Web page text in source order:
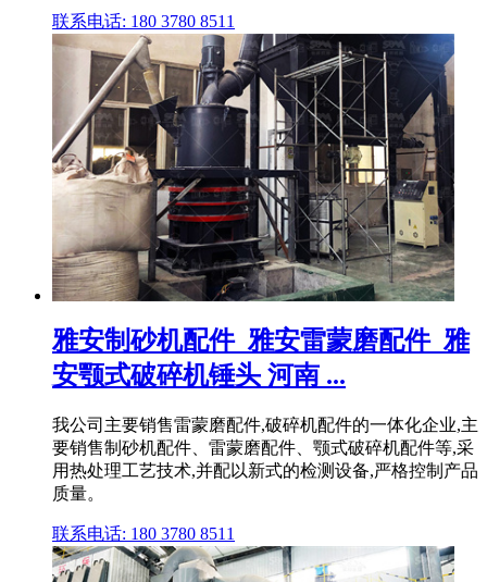
联系电话: 180 3780 8511
雅安制砂机配件_雅安雷蒙磨配件_雅
安颚式破碎机锤头 河南 ...
我公司主要销售雷蒙磨配件,破碎机配件的一体化企业,主
要销售制砂机配件、雷蒙磨配件、颚式破碎机配件等,采
用热处理工艺技术,并配以新式的检测设备,严格控制产品
质量。
联系电话: 180 3780 8511